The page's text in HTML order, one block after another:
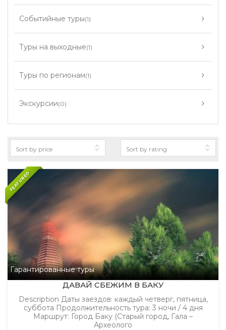
Событийные туры(1)
Туры на выходные(1)
Туры по регионам(1)
Экскурсии(0)
FEATURED
Гарантированные туры
ДАВАЙ СБЕЖИМ В БАКУ
Description Даты заездов: каждый четверг, пятница,
суббота Продолжительность тура: 3 ночи / 4 дня
Маршрут: Город Баку (Старый город, Гала –
Археолого